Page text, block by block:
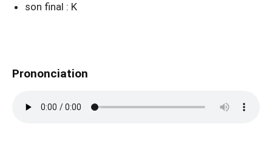
son final : K
Prononciation